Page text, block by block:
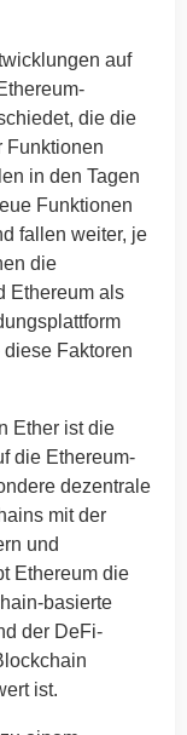
auf
die die
Funktionen
in den Tagen
Funktionen
fallen weiter, je
die
Ethereum als
Faktoren
Ether ist die
die Ethereum-
dezentrale
mit der
und
Ethereum die
basierte
der DeFi-
ist.